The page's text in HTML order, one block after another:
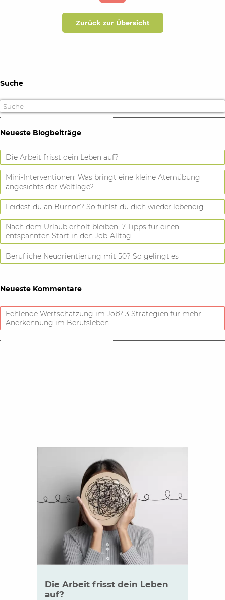
Zurück zur Übersicht
Suche
Neueste Blogbeiträge
Die Arbeit frisst dein Leben auf?
Mini-Interventionen: Was bringt eine kleine Atemübung
angesichts der Weltlage?
Leidest du an Burnon? So fühlst du dich wieder lebendig
Nach dem Urlaub erholt bleiben: 7 Tipps für einen
entspannten Start in den Job-Alltag
Berufliche Neuorientierung mit 50? So gelingt es
Neueste Kommentare
Fehlende Wertschätzung im Job? 3 Strategien für mehr
Anerkennung im Berufsleben
Die Arbeit frisst dein Leben
auf?